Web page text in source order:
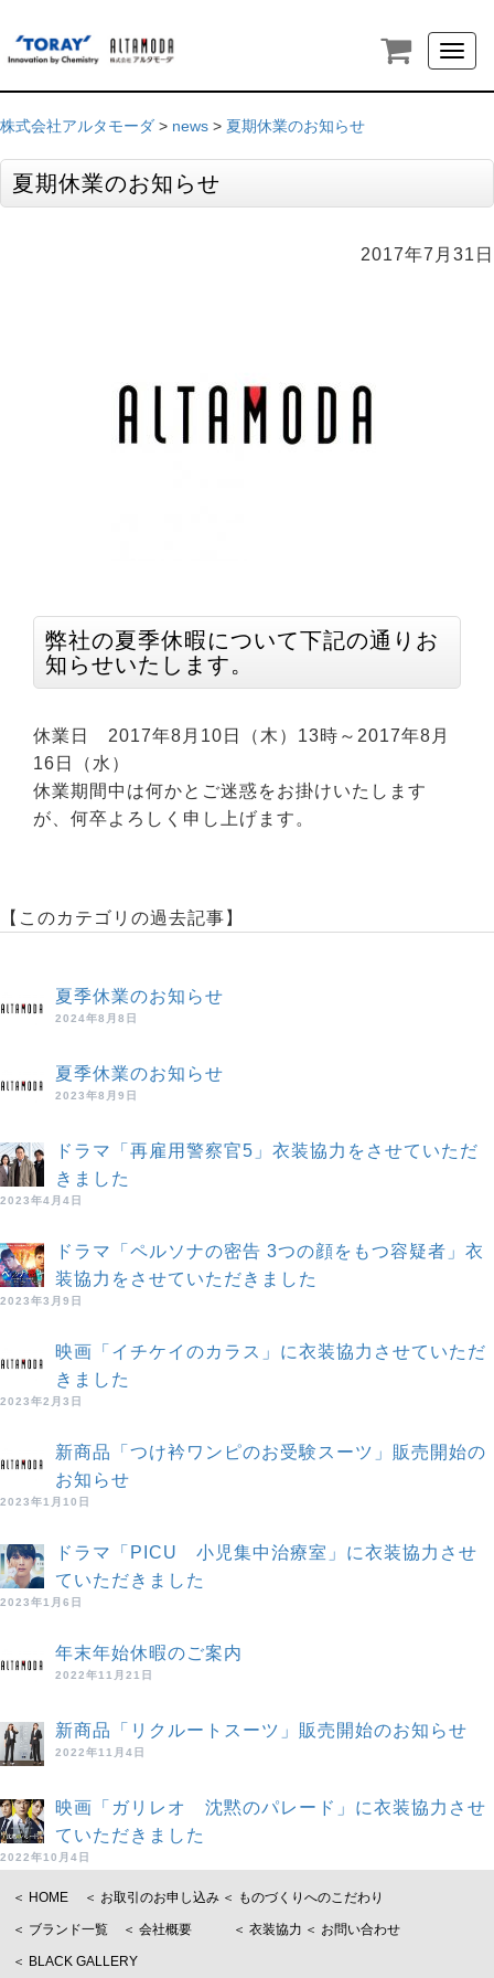
株式会社アルタモーダ > news > 夏期休業のお知らせ
夏期休業のお知らせ
2017年7月31日
弊社の夏季休暇について下記の通りお
知らせいたします。
休業日 2017年8月10日（木）13時～2017年8月
16日（水）
休業期間中は何かとご迷惑をお掛けいたします
が、何卒よろしく申し上げます。
【このカテゴリの過去記事】
夏季休業のお知らせ
2024年8月8日
夏季休業のお知らせ
2023年8月9日
ドラマ「再雇用警察官5」衣装協力をさせていただ
きました
2023年4月4日
ドラマ「ペルソナの密告 3つの顔をもつ容疑者」衣
装協力をさせていただきました
2023年3月9日
映画「イチケイのカラス」に衣装協力させていただ
きました
2023年2月3日
新商品「つけ衿ワンピのお受験スーツ」販売開始の
お知らせ
2023年1月10日
ドラマ「PICU 小児集中治療室」に衣装協力させ
ていただきました
2023年1月6日
年末年始休暇のご案内
2022年11月21日
新商品「リクルートスーツ」販売開始のお知らせ
2022年11月4日
映画「ガリレオ 沈黙のパレード」に衣装協力させ
ていただきました
2022年10月4日
＜ HOME ＜ お取引のお申し込み ＜ ものづくりへのこだわり
＜ ブランド一覧 ＜ 会社概要 ＜ 衣装協力 ＜ お問い合わせ
＜ BLACK GALLERY